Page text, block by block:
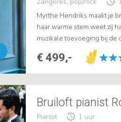
Myrthe Hendriks maakt je
haar warme stem weet zij
muzikale toevoeging bij
€ 499,-
Bruiloft pianist
Pianist
1 uur